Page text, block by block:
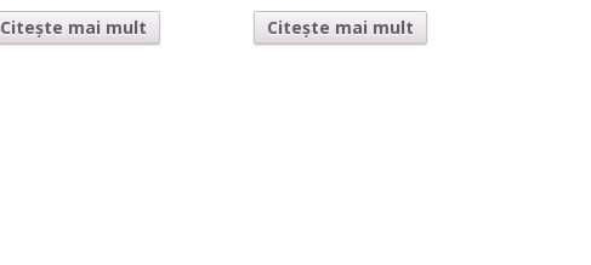
Citește mai mult Citește mai mult